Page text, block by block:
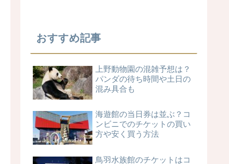
おすすめ記事
上野動物園の混雑予想は？
パンダの待ち時間や土日の
混み具合も
海遊館の当日券は並ぶ？コ
ンビニでのチケットの買い
方や安く買う方法
鳥羽水族館のチケットはコ